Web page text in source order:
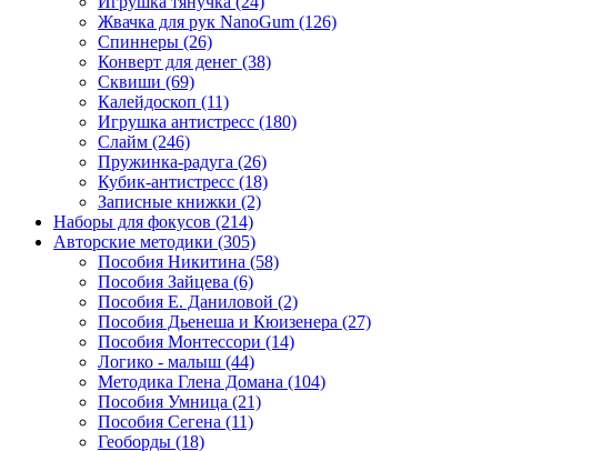
Жвачка для рук NanoGum (126)
Спиннеры (26)
Конверт для денег (38)
Сквиши (69)
Калейдоскоп (11)
Игрушка антистресс (180)
Слайм (246)
Пружинка-радуга (26)
Кубик-антистресс (18)
Записные книжки (2)
Наборы для фокусов (214)
Авторские методики (305)
Пособия Никитина (58)
Пособия Зайцева (6)
Пособия Е. Даниловой (2)
Пособия Дьенеша и Кюизенера (27)
Пособия Монтессори (14)
Логико - малыш (44)
Методика Глена Домана (104)
Пособия Умница (21)
Пособия Сегена (11)
Геоборды (18)